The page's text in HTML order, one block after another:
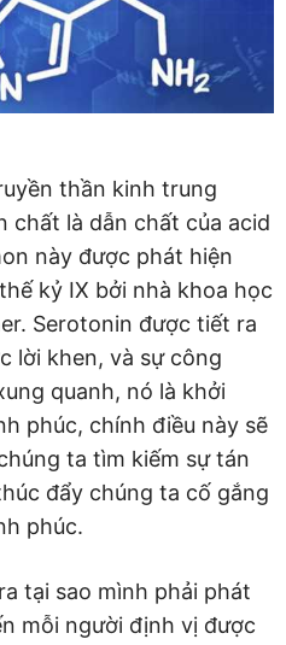
thần kinh trung
chất là dẫn chất của acid
này được phát hiện
kỷ IX bởi nhà khoa học
Serotonin được tiết ra
lời khen, và sự công
quanh, nó là khởi
phúc, chính điều này sẽ
ta tìm kiếm sự tán
đẩy chúng ta cố gắng
phúc.
tại sao mình phải phát
mỗi người định vị được